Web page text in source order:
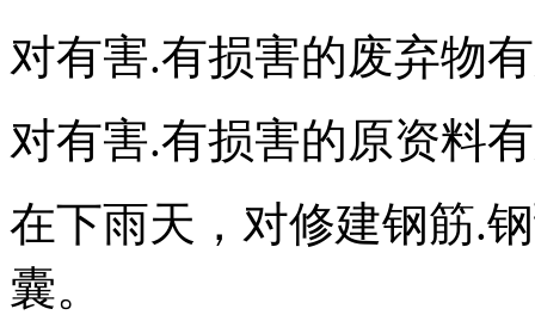
对有害.有损害的废弃物
对有害.有损害的原资料
在下雨天，对修建钢筋.
囊。